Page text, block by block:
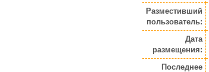
Разместивший
пользователь:
Дата
размещения:
Последнее